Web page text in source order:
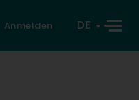
Anmelden DE